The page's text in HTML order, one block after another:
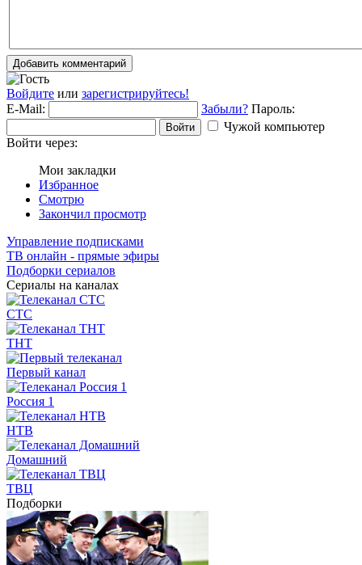
Добавить комментарий
Войдите или зарегистрируйтесь!
E-Mail:
Забыли? Пароль:
Войти
Чужой компьютер
Войти через:
Мои закладки
Избранное
Смотрю
Закончил просмотр
Управление подписками
ТВ онлайн - прямые эфиры
Подборки сериалов
Сериалы на каналах
СТС
ТНТ
Первый канал
Россия 1
НТВ
Домашний
ТВЦ
Подборки